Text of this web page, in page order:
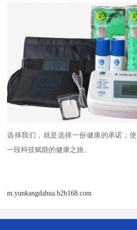
选择我们，就是选择一份健康的承诺；
一段科技赋能的健康之旅。
m.yunkangdahua.b2b168.com